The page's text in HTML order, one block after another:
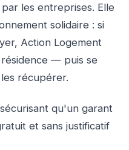
les entreprises. Elle
solidaire : si
Action Logement
résidence — puis se
récupérer.
qu'un garant
et sans justificatif